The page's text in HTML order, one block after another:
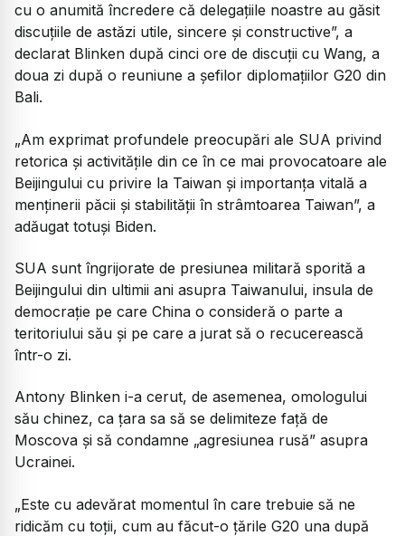
cu o anumită încredere că delegaţiile noastre au găsit
discuţiile de astăzi utile, sincere şi constructive”, a
declarat Blinken după cinci ore de discuţii cu Wang, a
doua zi după o reuniune a şefilor diplomaţiilor G20 din
Bali.
„Am exprimat profundele preocupări ale SUA privind
retorica şi activităţile din ce în ce mai provocatoare ale
Beijingului cu privire la Taiwan şi importanţa vitală a
menţinerii păcii şi stabilităţii în strâmtoarea Taiwan”, a
adăugat totuşi Biden.
SUA sunt îngrijorate de presiunea militară sporită a
Beijingului din ultimii ani asupra Taiwanului, insula de
democraţie pe care China o consideră o parte a
teritoriului său şi pe care a jurat să o recucerească
într-o zi.
Antony Blinken i-a cerut, de asemenea, omologului
său chinez, ca ţara sa să se delimiteze faţă de
Moscova şi să condamne „agresiunea rusă” asupra
Ucrainei.
„Este cu adevărat momentul în care trebuie să ne
ridicăm cu toţii, cum au făcut-o ţările G20 una după